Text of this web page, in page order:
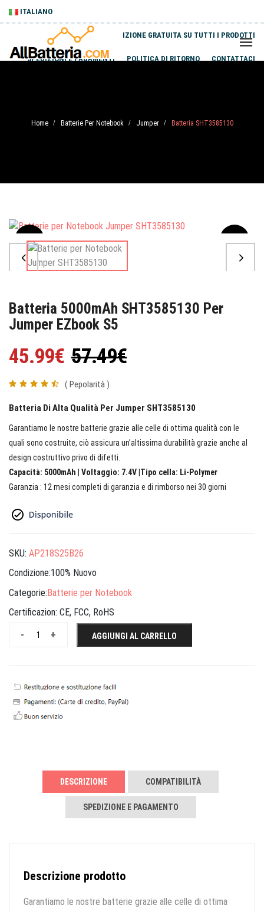
ITALIANO
SPEDIZIONE GRATUITA SU TUTTI I PRODOTTI
SPEDIZIONI E PAGAMENTI POLITICA DI RITORNO CONTATTACI
Home / Batterie Per Notebook / Jumper / Batteria SHT3585130
Sale
Batteria 5000mAh SHT3585130 Per
Jumper EZbook S5
45.99€ 57.49€
( Pepolarità )
Batteria Di Alta Qualità Per Jumper SHT3585130
Garantiamo le nostre batterie grazie alle celle di ottima qualità con le
quali sono costruite, ciò assicura un’altissima durabilità grazie anche al
design costruttivo privo di difetti.
Capacità: 5000mAh | Voltaggio: 7.4V |Tipo cella: Li-Polymer
Garanzia : 12 mesi completi di garanzia e di rimborso nei 30 giorni
SKU: AP218S25B26
Condizione:100% Nuovo
Categorie:Batterie per Notebook
Certificazion: CE, FCC, RoHS
+
- AGGIUNGI AL CARRELLO
DESCRIZIONE COMPATIBILITÀ
SPEDIZIONE E PAGAMENTO
Descrizione prodotto
Garantiamo le nostre batterie grazie alle celle di ottima